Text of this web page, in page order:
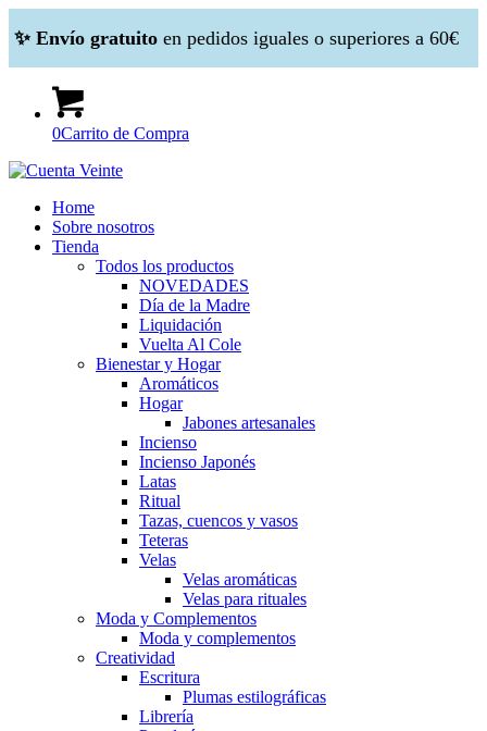
✨ Envío gratuito en pedidos iguales o superiores a 60€
0Carrito de Compra
Home
Sobre nosotros
Tienda
Todos los productos
NOVEDADES
Día de la Madre
Liquidación
Vuelta Al Cole
Bienestar y Hogar
Aromáticos
Hogar
Jabones artesanales
Incienso
Incienso Japonés
Latas
Ritual
Tazas, cuencos y vasos
Teteras
Velas
Velas aromáticas
Velas para rituales
Moda y Complementos
Moda y complementos
Creatividad
Escritura
Plumas estilográficas
Librería